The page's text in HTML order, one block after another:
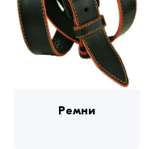
Ремни